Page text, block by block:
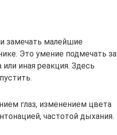
замечать малейшие
Это умение подмечать за
иная реакция. Здесь
глаз, изменением цвета
частотой дыхания.